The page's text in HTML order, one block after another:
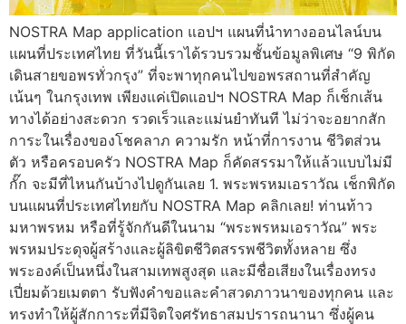
NOSTRA Map application แอปฯ แผนที่นำทางออนไลน์บน
แผนที่ประเทศไทย ที่วันนี้เราได้รวบรวมชั้นข้อมูลพิเศษ “9 พิกัด
เดินสายขอพรทั่วกรุง” ที่จะพาทุกคนไปขอพรสถานที่สำคัญ
เน้นๆ ในกรุงเทพ เพียงแค่เปิดแอปฯ NOSTRA Map ก็เช็กเส้น
ทางได้อย่างสะดวก รวดเร็วและแม่นยำทันที ไม่ว่าจะอยากสัก
การะในเรื่องของโชคลาภ ความรัก หน้าที่การงาน ชีวิตส่วน
ตัว หรือครอบครัว NOSTRA Map ก็คัดสรรมาให้แล้วแบบไม่มี
กั๊ก จะมีที่ไหนกันบ้างไปดูกันเลย 1. พระพรหมเอราวัณ เช็กพิกัด
บนแผนที่ประเทศไทยกับ NOSTRA Map คลิกเลย! ท่านท้าว
มหาพรหม หรือที่รู้จักกันดีในนาม “พระพรหมเอราวัณ” พระ
พรหมประดุจผู้สร้างและผู้ลิขิตชีวิตสรรพชีวิตทั้งหลาย ซึ่ง
พระองค์เป็นหนึ่งในสามเทพสูงสุด และมีชื่อเสียงในเรื่องทรง
เปี่ยมด้วยเมตตา รับฟังคำขอและคำสวดภาวนาของทุกคน และ
ทรงทำให้ผู้สักการะที่มีจิตใจศรัทธาสมปรารถนานา ซึ่งผู้คน